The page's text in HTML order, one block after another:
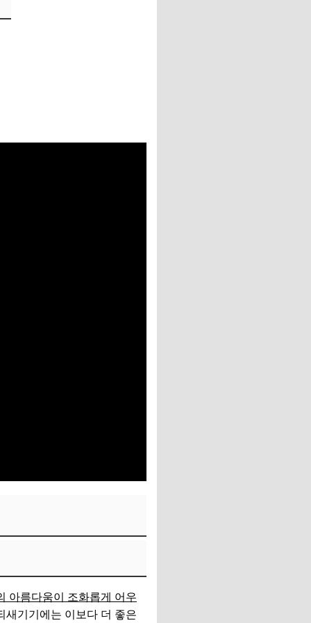
아름다움이 조화롭게 어우
새기기에는 이보다 더 좋은